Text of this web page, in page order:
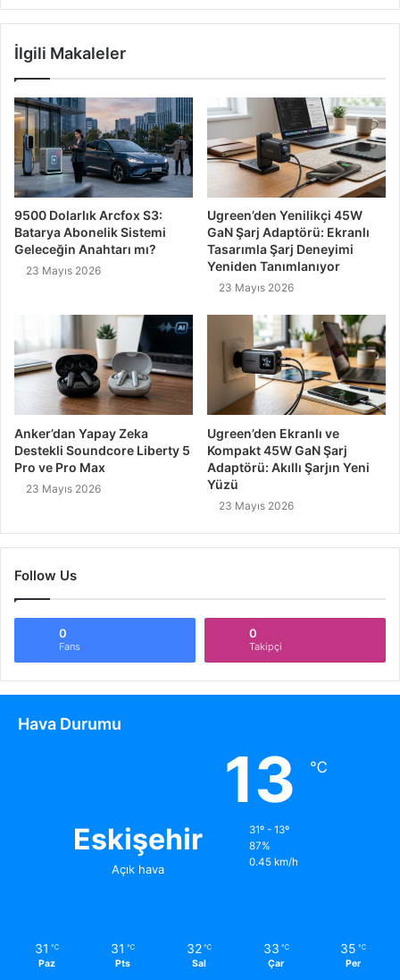
İlgili Makaleler
9500 Dolarlık Arcfox S3:
Batarya Abonelik Sistemi
Geleceğin Anahtarı mı?
23 Mayıs 2026
Ugreen’den Yenilikçi 45W
GaN Şarj Adaptörü: Ekranlı
Tasarımla Şarj Deneyimi
Yeniden Tanımlanıyor
23 Mayıs 2026
Anker’dan Yapay Zeka
Destekli Soundcore Liberty 5
Pro ve Pro Max
23 Mayıs 2026
Ugreen’den Ekranlı ve
Kompakt 45W GaN Şarj
Adaptörü: Akıllı Şarjın Yeni
Yüzü
23 Mayıs 2026
Follow Us
0
Fans
0
Takipçi
Hava Durumu
Eskişehir
Açık hava
13 ℃
31º - 13º
87%
0.45 km/h
31 ℃
Paz
31 ℃
Pts
32 ℃
Sal
33 ℃
Çar
35 ℃
Per